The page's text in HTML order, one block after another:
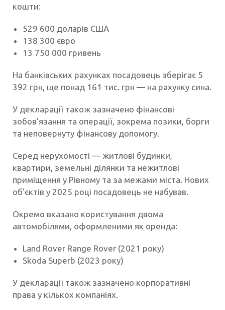
кошти:
529 600 доларів США
138 300 євро
13 750 000 гривень
На банківських рахунках посадовець зберігає 5
392 грн, ще понад 161 тис. грн — на рахунку сина.
У декларації також зазначено фінансові
зобов’язання та операції, зокрема позики, борги
та неповернуту фінансову допомогу.
Серед нерухомості — житлові будинки,
квартири, земельні ділянки та нежитлові
приміщення у Рівному та за межами міста. Нових
об’єктів у 2025 році посадовець не набував.
Окремо вказано користування двома
автомобілями, оформленими як оренда:
Land Rover Range Rover (2021 року)
Skoda Superb (2023 року)
У декларації також зазначено корпоративні
права у кількох компаніях.